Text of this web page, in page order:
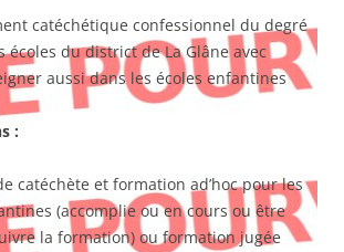
catéchétique confessionnel du degré
écoles du district de La Glâne avec
aussi dans les écoles enfantines
:
catéchète et formation ad’hoc pour les
(accomplie ou en cours ou être
la formation) ou formation jugée